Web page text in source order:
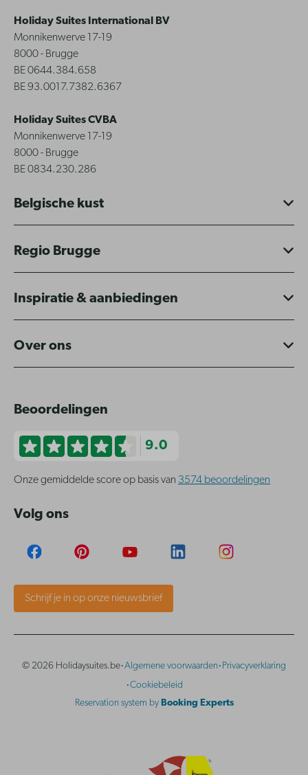
Holiday Suites International BV
Monnikenwerve 17-19
8000 - Brugge
BE 0644.384.658
BE 93.0017.7382.6367
Holiday Suites CVBA
Monnikenwerve 17-19
8000 - Brugge
BE 0834.230.286
Belgische kust
Regio Brugge
Inspiratie & aanbiedingen
Over ons
Beoordelingen
9.0
Onze gemiddelde score op basis van 3574 beoordelingen
Volg ons
Schrijf je in op onze nieuwsbrief
© 2026 Holidaysuites.be·Algemene voorwaarden· Privacyverklaring
·Cookiebeleid
Reservation system by Booking Experts